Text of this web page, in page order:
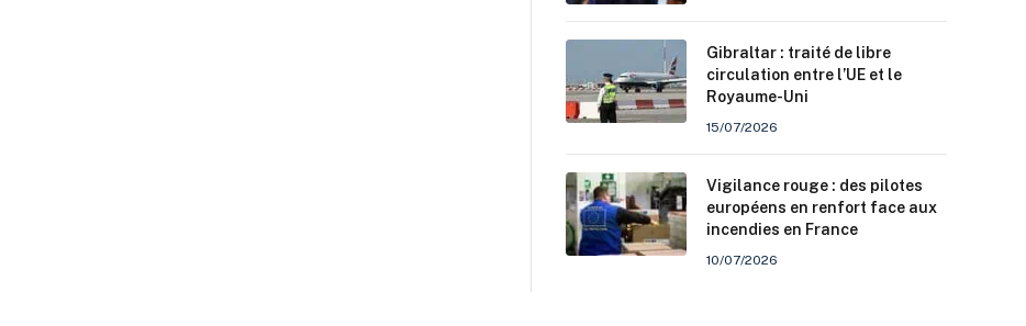
Gibraltar : traité de libre
circulation entre l’UE et le
Royaume-Uni
15/07/2026
Vigilance rouge : des pilotes
européens en renfort face aux
incendies en France
10/07/2026